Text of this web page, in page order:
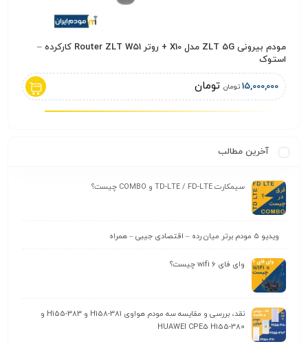
مودم بیرونی ZLT 5G مدل X10 + روتر Router ZLT W51 کارکرده –
استوک
15,000,000 تومان تومان
آخرین مطالب
سیمکارت TD-LTE / FD-LTE و COMBO چیست؟
ویدیو 5 مودم برتر میان رده – اقتصادی جیبی – همراه
وای‌ فای wifi 6 چیست؟
نقد، بررسی و مقایسه سه مودم هواوی H158-381 و H155-383 و
HUAWEI CPE5 H155-380